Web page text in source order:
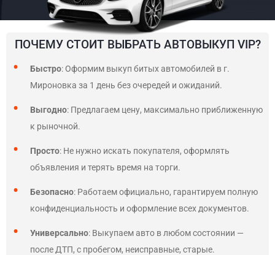
ПОЧЕМУ СТОИТ ВЫБРАТЬ АВТОВЫКУП VIP?
Быстро: Оформим выкуп битых автомобилей в г.
Мироновка за 1 день без очередей и ожиданий.
Выгодно: Предлагаем цену, максимально приближенную
к рыночной.
Просто: Не нужно искать покупателя, оформлять
объявления и терять время на торги.
Безопасно: Работаем официально, гарантируем полную
конфиденциальность и оформление всех документов.
Универсально: Выкупаем авто в любом состоянии —
после ДТП, с пробегом, неисправные, старые.